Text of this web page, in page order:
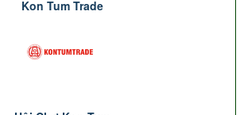
Kon Tum Trade